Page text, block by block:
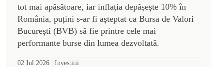
tot mai apăsătoare, iar inflația depășește 10% în
România, puțini s-ar fi așteptat ca Bursa de Valori
București (BVB) să fie printre cele mai
performante burse din lumea dezvoltată.
02 Iul 2026 | Investitii